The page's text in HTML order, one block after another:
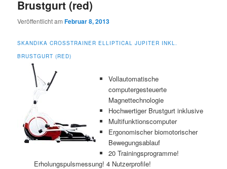
Brustgurt (red)
Veröffentlicht amFebruar 8, 2013
SKANDIKA CROSSTRAINER ELLIPTICAL JUPITER INKL.
BRUSTGURT (RED)
Vollautomatische
computergesteuerte
Magnettechnologie
Hochwertiger Brustgurt inklusive
Multifunktionscomputer
Ergonomischer biomotorischer
Bewegungsablauf
20 Trainingsprogramme!
Erholungspulsmessung! 4 Nutzerprofile!